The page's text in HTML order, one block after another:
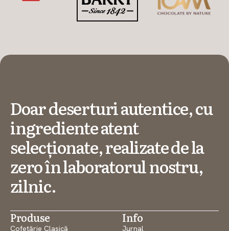
Doar deserturi autentice, cu
ingrediente atent
selecționate, realizate de la
zero în laboratorul nostru,
zilnic.
Produse
Cofetărie Clasică
Info
Jurnal